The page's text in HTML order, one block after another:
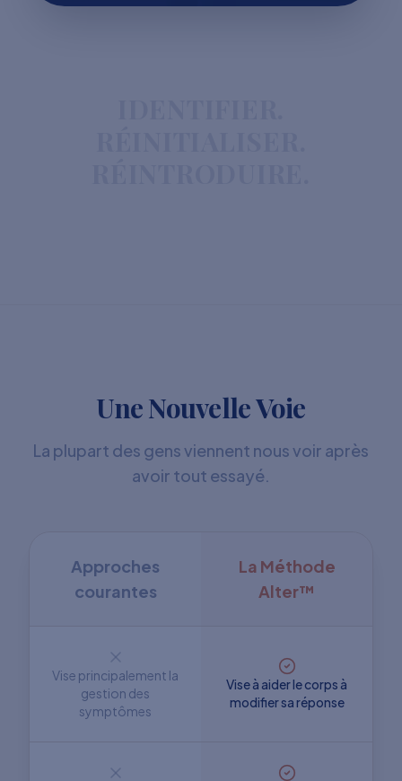
Une Nouvelle Voie
La plupart des gens viennent nous voir après
avoir tout essayé.
Approches
courantes
La Méthode
Alter™
Vise principalement la
gestion des
symptômes
Vise à aider le corps à
modifier sa réponse